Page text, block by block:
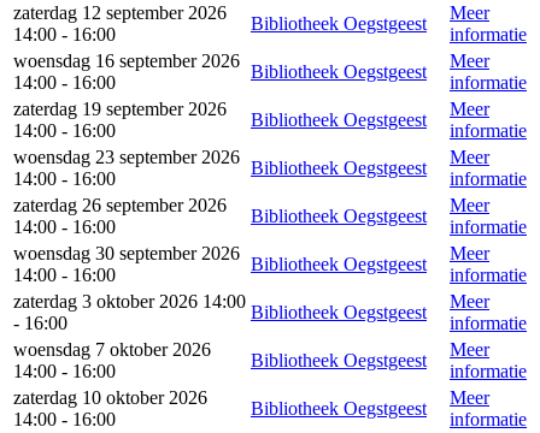
zaterdag 12 september 2026
14:00 - 16:00
Bibliotheek Oegstgeest
Meer
informatie
woensdag 16 september 2026
14:00 - 16:00
Bibliotheek Oegstgeest
Meer
informatie
zaterdag 19 september 2026
14:00 - 16:00
Bibliotheek Oegstgeest
Meer
informatie
woensdag 23 september 2026
14:00 - 16:00
Bibliotheek Oegstgeest
Meer
informatie
zaterdag 26 september 2026
14:00 - 16:00
Bibliotheek Oegstgeest
Meer
informatie
woensdag 30 september 2026
14:00 - 16:00
Bibliotheek Oegstgeest
Meer
informatie
zaterdag 3 oktober 2026 14:00
- 16:00
Bibliotheek Oegstgeest
Meer
informatie
woensdag 7 oktober 2026
14:00 - 16:00
Bibliotheek Oegstgeest
Meer
informatie
zaterdag 10 oktober 2026
14:00 - 16:00
Bibliotheek Oegstgeest
Meer
informatie